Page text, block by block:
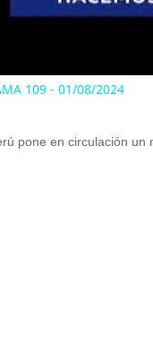
109 - 01/08/2024
pone en circulación